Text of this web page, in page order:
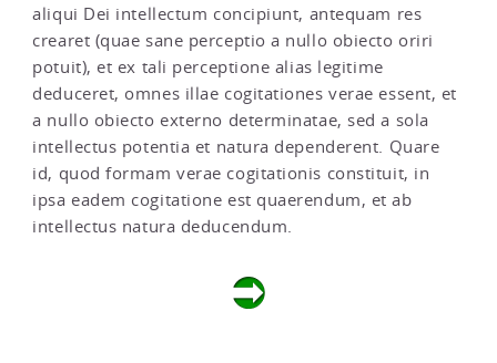
aliqui Dei intellectum concipiunt, antequam res
crearet (quae sane perceptio a nullo obiecto oriri
potuit), et ex tali perceptione alias legitime
deduceret, omnes illae cogitationes verae essent, et
a nullo obiecto externo determinatae, sed a sola
intellectus potentia et natura dependerent. Quare
id, quod formam verae cogitationis constituit, in
ipsa eadem cogitatione est quaerendum, et ab
intellectus natura deducendum.